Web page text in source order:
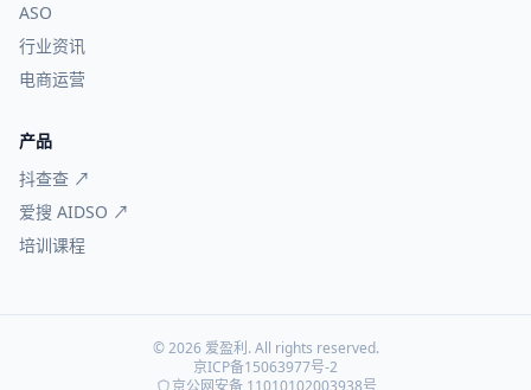
ASO
行业资讯
电商运营
产品
抖查查 ↗
爱搜 AIDSO ↗
培训课程
© 2026 爱盈利. All rights reserved.
京ICP备15063977号-2
京公网安备 11010102003938号